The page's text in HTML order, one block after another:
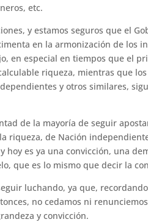
etc.
y estamos seguros que el
en la armonización de los
en especial en tiempos que el
riqueza, mientras que
y otros similares,
de la mayoría de seguir
riqueza, de Nación
es ya una convicción, una
que es lo mismo que decir la
luchando, ya que,
no cedamos ni
y convicción.